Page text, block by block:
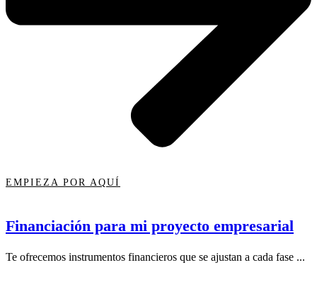
EMPIEZA POR AQUÍ
Financiación para mi proyecto empresarial
Te ofrecemos instrumentos financieros que se ajustan a cada fase ...